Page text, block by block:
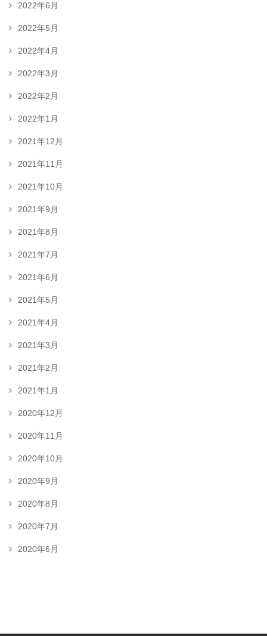
2022年6月
2022年5月
2022年4月
2022年3月
2022年2月
2022年1月
2021年12月
2021年11月
2021年10月
2021年9月
2021年8月
2021年7月
2021年6月
2021年5月
2021年4月
2021年3月
2021年2月
2021年1月
2020年12月
2020年11月
2020年10月
2020年9月
2020年8月
2020年7月
2020年6月